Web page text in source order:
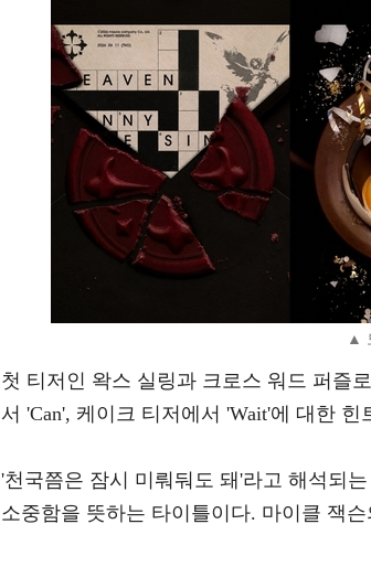
▲
첫 티저인 왁스 실링과 크로스 워드 퍼즐
서 'Can', 케이크 티저에서 'Wait'에 대한
'천국쯤은 잠시 미뤄둬도 돼'라고 해석되
소중함을 뜻하는 타이틀이다. 마이클 잭